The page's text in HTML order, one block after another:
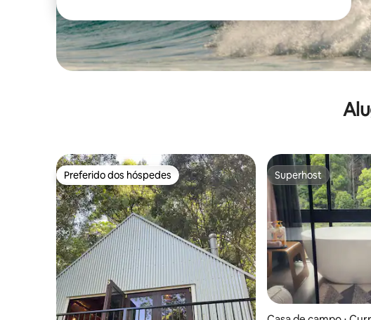
Preferido dos hóspedes
Preferido dos hóspedes Superhost
Superhost